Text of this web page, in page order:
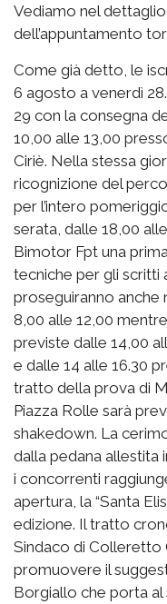
Vediamo nel
dell’appuntamento
Come già detto, le
6 agosto a venerdì
29 con la consegna
10,00 alle 13,00
Ciriè. Nella stessa
ricognizione del
per l’intero
serata, dalle 18,00
Bimotor Fpt una
tecniche per gli scritti
proseguiranno anche
8,00 alle 12,00
previste dalle 14,00
e dalle 14 alle 16.30
tratto della prova di
Piazza Rolle sarà
shakedown. La
dalla pedana allestita
i concorrenti
apertura, la “Santa
edizione. Il tratto
Sindaco di Colleretto
promuovere il
Borgiallo che porta al